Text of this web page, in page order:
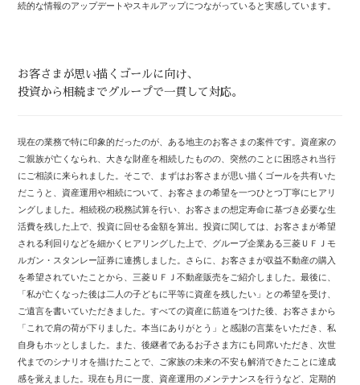
続的な情報のアップデートやスキルアップにつながっていると実感しています。
お客さまが思い描くゴールに向け、
投資から相続までグループで一貫して対応。
現在の業務で特に印象的だったのが、ある地主のお客さまの案件です。資産家の
ご親族が亡くなられ、大きな財産を相続したものの、突然のことに困惑され当行
にご相談に来られました。そこで、まずはお客さまが思い描くゴールを共有いた
だこうと、資産運用や相続について、お客さまの希望を一つひとつ丁寧にヒアリ
ングしました。相続税の税務試算を行い、お客さまの想定寿命に基づき必要な生
活費を残した上で、投資に回せる金額を算出。投資に関しては、お客さまが希望
される利回りなどを細かくヒアリングした上で、グループ企業ある三菱ＵＦＪモ
ルガン・スタンレー証券に連携しました。さらに、お客さまが収益不動産の購入
を希望されていたことから、三菱ＵＦＪ不動産販売をご紹介しました。最後に、
「私が亡くなった後は二人の子どもに平等に資産を残したい」との希望を受け、
ご遺言を書いていただきました。すべての資産に筋道をつけた後、お客さまから
「これで肩の荷が下りました。本当にありがとう」と感謝の言葉をいただき、私
自身もホッとしました。また、後継者であるお子さま方にも同席いただき、次世
代までのシナリオを描けたことで、ご家族の未来の不安も解消できたことに達成
感を覚えました。現在も月に一度、資産運用のメンテナンスを行うなど、定期的